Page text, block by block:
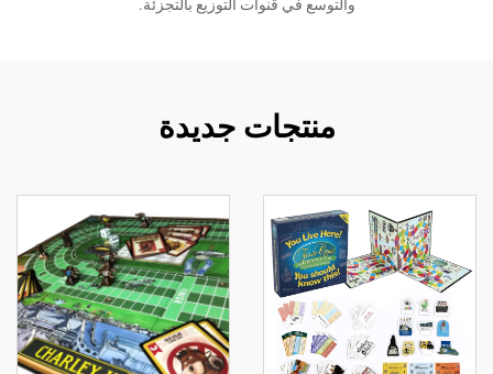
والتوسع في قنوات التوزيع بالتجزئة.
منتجات جديدة